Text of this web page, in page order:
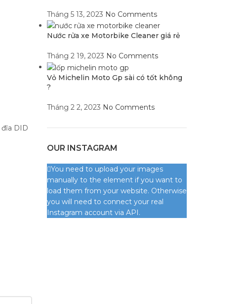
DID
Tháng 5 13, 2023 No Comments
Nước rửa xe Motorbike Cleaner giá rẻ
Tháng 2 19, 2023 No Comments
Vỏ Michelin Moto Gp sài có tốt không
?
Tháng 2 2, 2023 No Comments
OUR INSTAGRAM
You need to upload your images
manually to the element if you want to
load them from your website. Otherwise
you will need to connect your real
Instagram account via API.